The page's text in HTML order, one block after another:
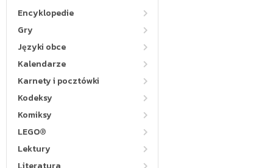
Encyklopedie
Gry
Języki obce
Kalendarze
Karnety i pocztówki
Kodeksy
Komiksy
LEGO®
Lektury